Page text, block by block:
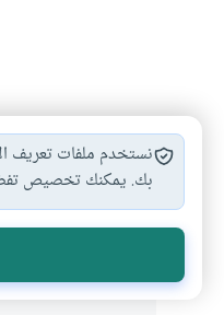
نستخدم ملفات تعريف
بك. يمكنك تخصيص